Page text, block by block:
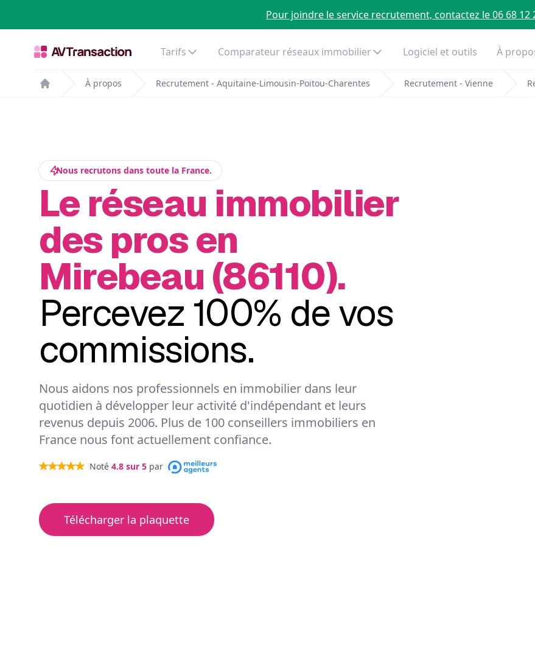
Pour joindre le service recrutement, contactez le 06 68 12
Tarifs Comparateur réseaux immobilier Logiciel et outils À
Home
À propos Recrutement - Aquitaine-Limousin-Poitou-Charentes Recrutement - Vienne
Nous recrutons dans toute la France.
Le réseau immobilier
des pros en
Mirebeau (86110).
Percevez 100% de vos
commissions.
Nous aidons nos professionnels en immobilier dans leur
quotidien à développer leur activité d'indépendant et leurs
revenus depuis 2006. Plus de 100 conseillers immobiliers en
France nous font actuellement confiance.
Noté 4.8 sur 5 par
Télécharger la plaquette